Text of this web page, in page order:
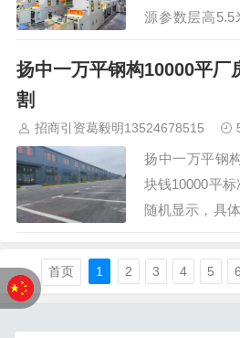
源参数层高5.5
年可环评，可
环评】104地
房，砖混结构
晰【面积】450
价格 0.9 元每…
扬中一万平钢构10000平厂
割
招商引资葛毅明13524678515
扬中一万平钢
块钱10000平标
随机显示，具
约考察 详细说
公室 扬中一万
130块钱，靠
首页 1 2 3 4 5 6